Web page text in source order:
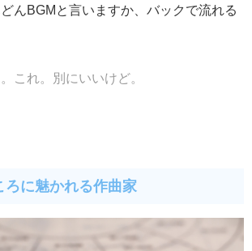
んBGMと言いますか、バックで流れる
これ。別にいいけど。
ろに魅かれる作曲家